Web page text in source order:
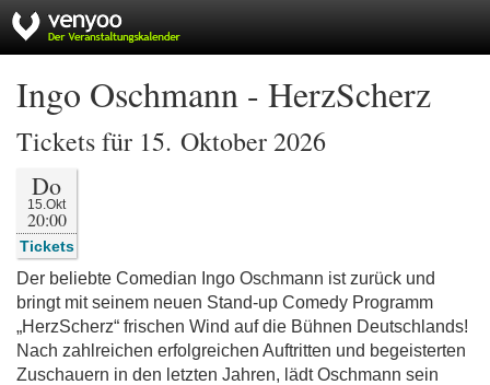
Ingo Oschmann - HerzScherz
Tickets für 15. Oktober 2026
Do
15.Okt
20:00
Tickets
Der beliebte Comedian Ingo Oschmann ist zurück und
bringt mit seinem neuen Stand-up Comedy Programm
„HerzScherz“ frischen Wind auf die Bühnen Deutschlands!
Nach zahlreichen erfolgreichen Auftritten und begeisterten
Zuschauern in den letzten Jahren, lädt Oschmann sein